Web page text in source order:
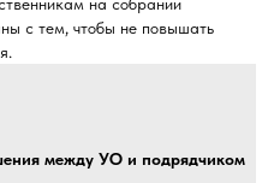
с тем, чтобы не повышать
между УО и подрядчиком